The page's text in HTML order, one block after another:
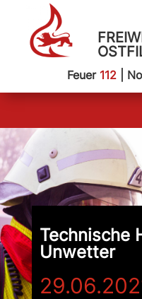
Feuer 112|
Technische
Unwetter